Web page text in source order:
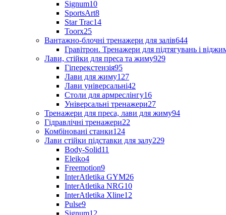
Signum10
SportsArt8
Star Trac14
Toorx25
Вантажно-блочні тренажери для залів644
Гравітрон. Тренажери для підтягувань і
Лави, стійки для преса та жиму929
Гіперекстензія95
Лави для жиму127
Лави універсальні42
Столи для армреслінгу16
Універсальні тренажери27
Тренажери для преса, лави для жиму94
Гідравлічні тренажери22
Комбіновані станки124
Лави стійки підставки для залу229
Body-Solid11
Eleiko4
Freemotion9
InterAtletika GYM26
InterAtletika NRG10
InterAtletika Xline12
Pulse9
Signum12